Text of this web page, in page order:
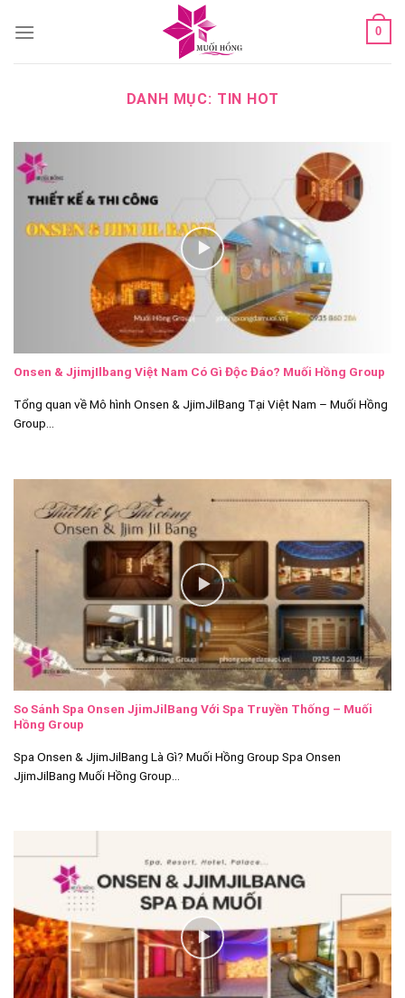
0
DANH MỤC: TIN HOT
Onsen & JjimjIlbang Việt Nam Có Gì Độc Đáo? Muối Hồng Group
Tổng quan về Mô hình Onsen & JjimJilBang Tại Việt Nam – Muối Hồng
Group...
So Sánh Spa Onsen JjimJilBang Với Spa Truyền Thống – Muối
Hồng Group
Spa Onsen & JjimJilBang Là Gì? Muối Hồng Group Spa Onsen
JjimJilBang Muối Hồng Group...